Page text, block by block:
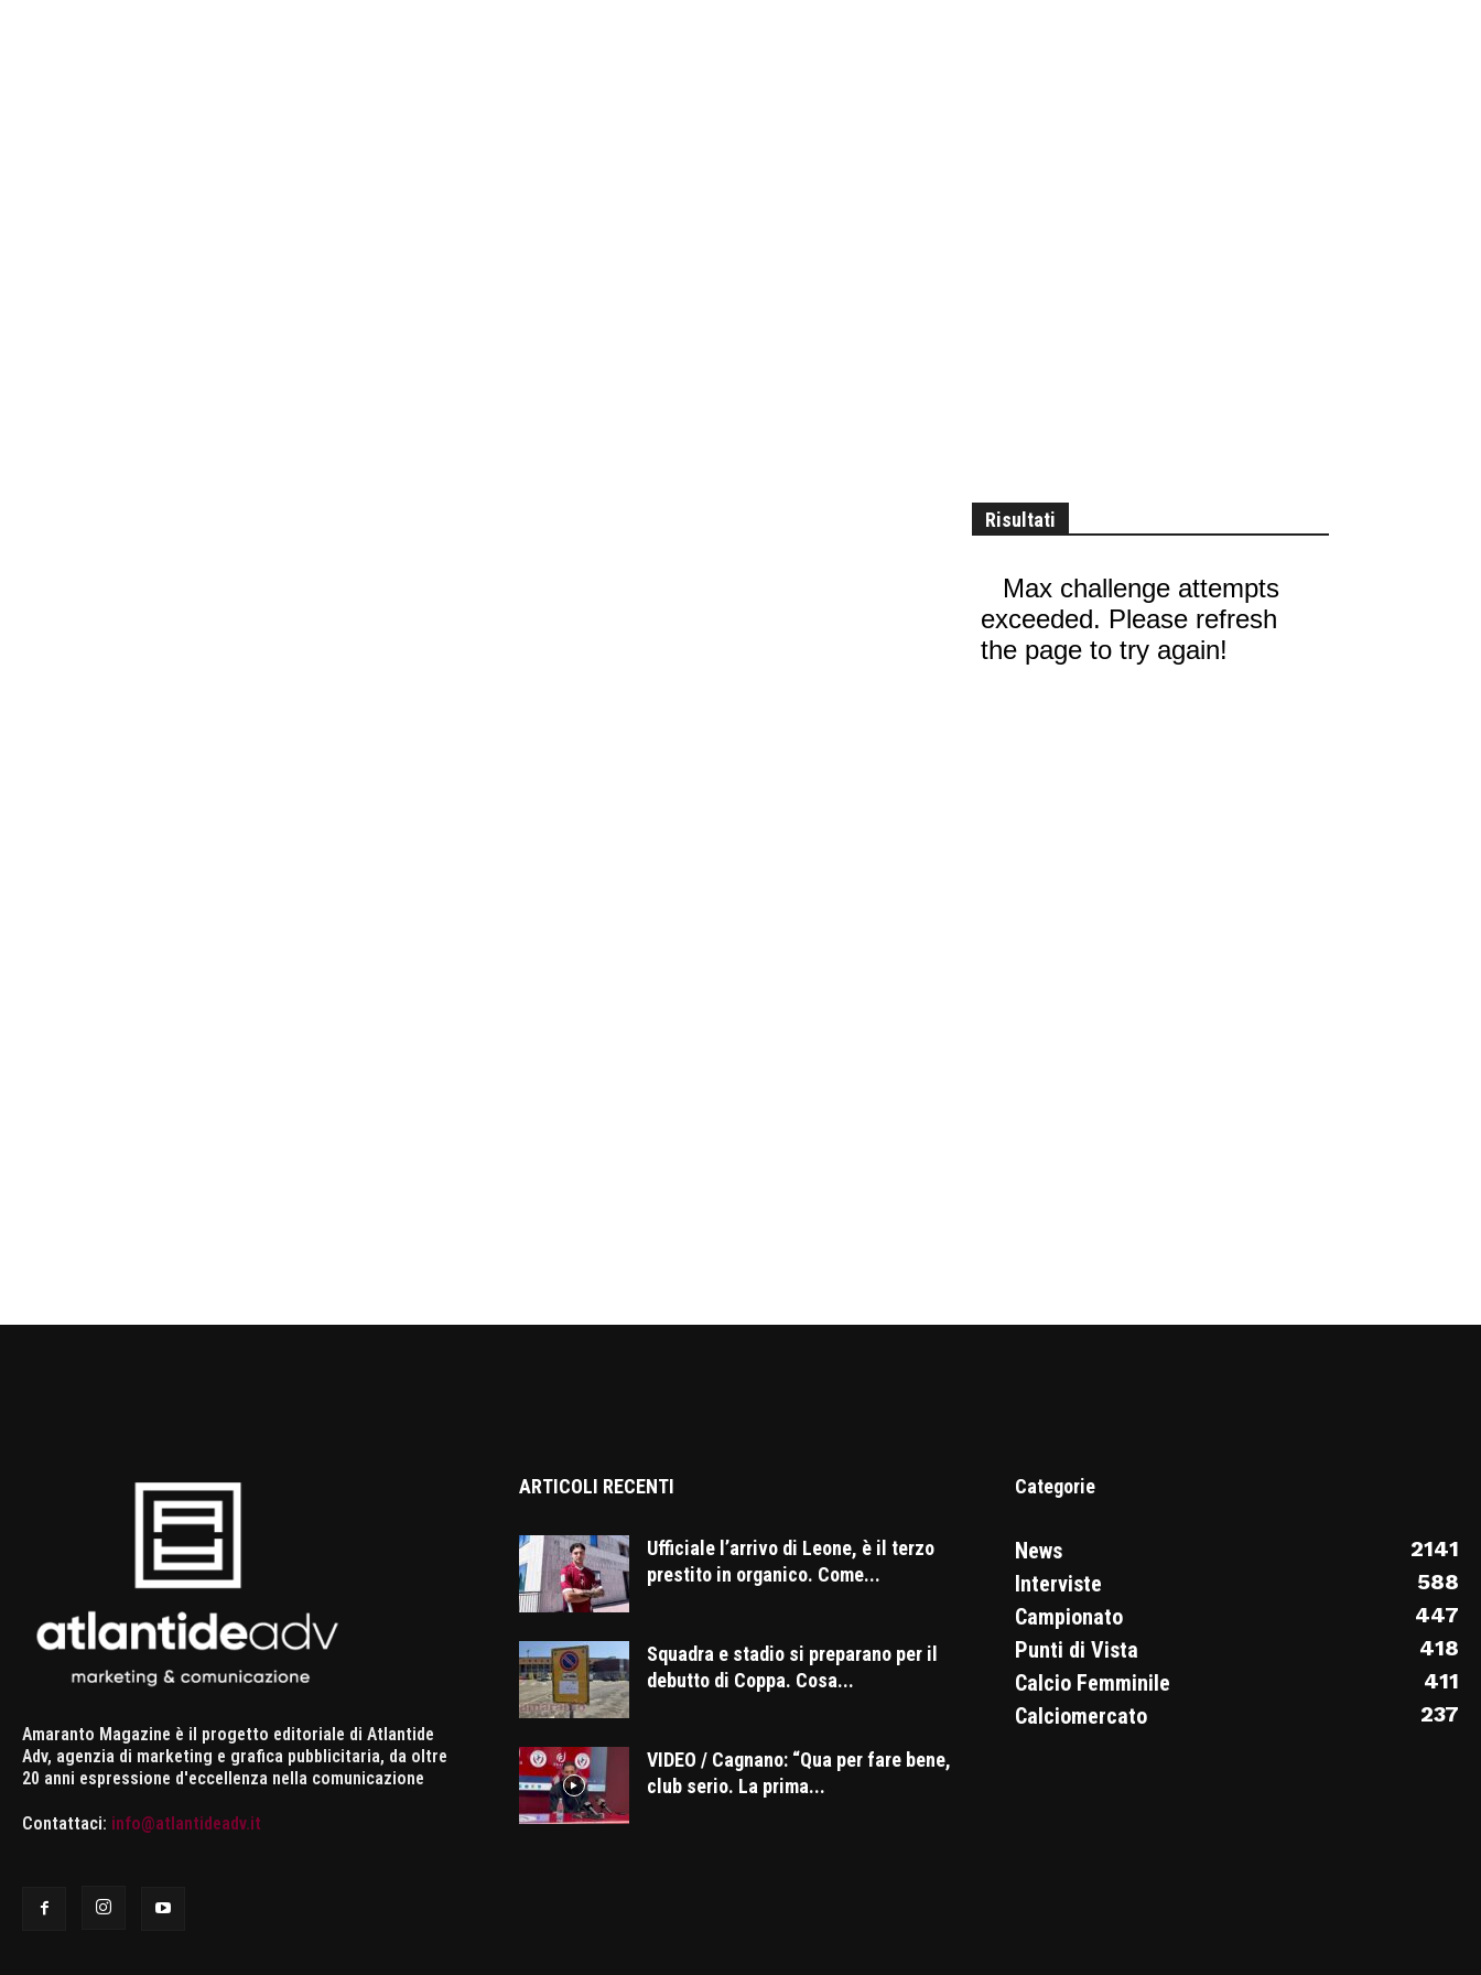
Risultati
Amaranto Magazine è il progetto editoriale di Atlantide
Adv, agenzia di marketing e grafica pubblicitaria, da oltre
20 anni espressione d'eccellenza nella comunicazione
Contattaci: info@atlantideadv.it
ARTICOLI RECENTI
Ufficiale l’arrivo di Leone, è il terzo
prestito in organico. Come...
Squadra e stadio si preparano per il
debutto di Coppa. Cosa...
VIDEO / Cagnano: “Qua per fare bene,
club serio. La prima...
Categorie
News
2141
Interviste
588
Campionato
447
Punti di Vista
418
Calcio Femminile
411
Calciomercato
237